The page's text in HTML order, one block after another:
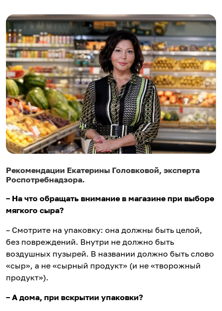
Рекомендации Екатерины Головковой, эксперта
Роспотребнадзора.
– На что обращать внимание в магазине при выборе
мягкого сыра?
– Смотрите на упаковку: она должны быть целой,
без повреждений. Внутри не должно быть
воздушных пузырей. В названии должно быть слово
«сыр», а не «сырный продукт» (и не «творожный
продукт»).
– А дома, при вскрытии упаковки?